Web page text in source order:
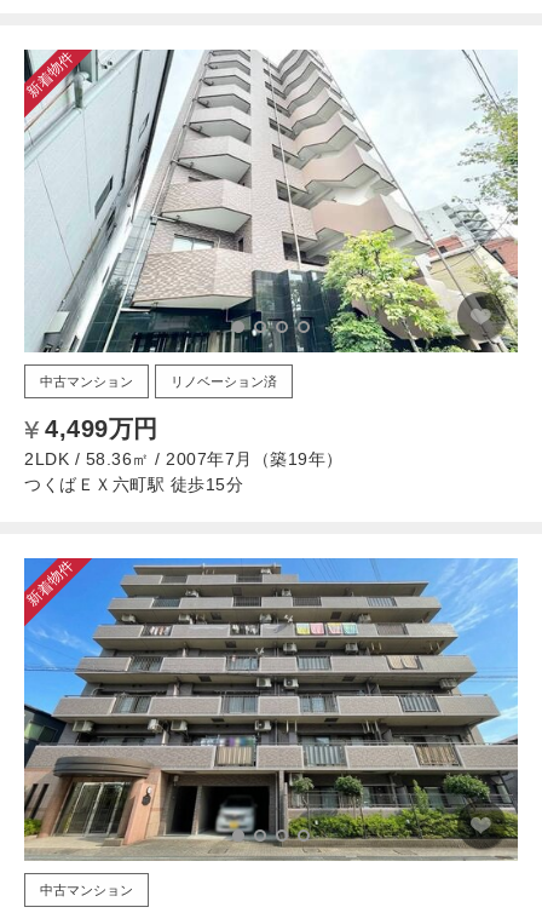
新着物件
中古マンション リノベーション済
4,499万円
2LDK / 58.36㎡ / 2007年7月（築19年）
つくばＥＸ六町駅 徒歩15分
新着物件
中古マンション